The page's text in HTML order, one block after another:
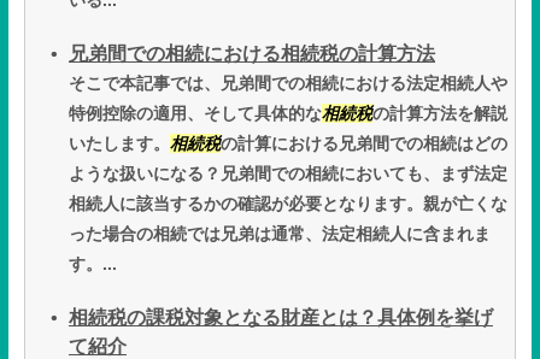
兄弟間での相続における相続税の計算方法
そこで本記事では、兄弟間での相続における法定相続人や
特例控除の適用、そして具体的な相続税の計算方法を解説
いたします。 相続税の計算における兄弟間での相続はどの
ような扱いになる？兄弟間での相続においても、まず法定
相続人に該当するかの確認が必要となります。親が亡くな
った場合の相続では兄弟は通常、法定相続人に含まれま
す。...
相続税の課税対象となる財産とは？具体例を挙げ
て紹介